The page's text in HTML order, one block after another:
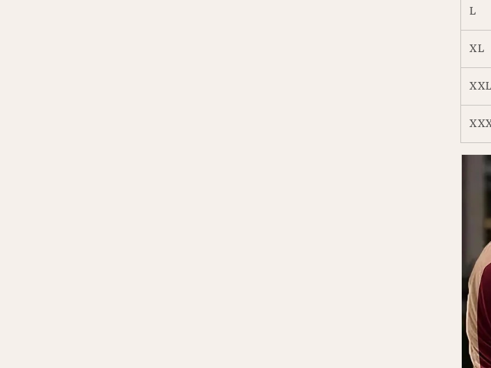
L
XL
XXL